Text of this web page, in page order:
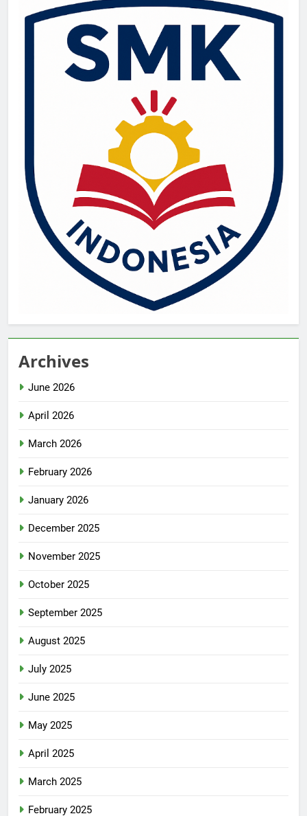
Archives
June 2026
April 2026
March 2026
February 2026
January 2026
December 2025
November 2025
October 2025
September 2025
August 2025
July 2025
June 2025
May 2025
April 2025
March 2025
February 2025